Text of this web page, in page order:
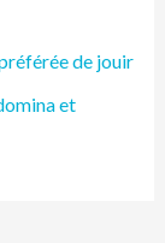
de jouir
et